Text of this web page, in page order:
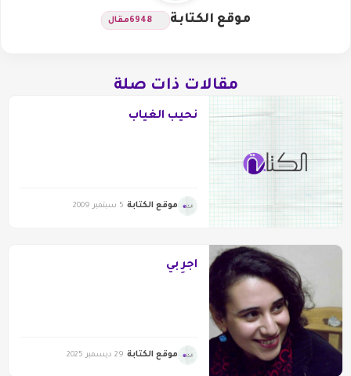
موقع الكتابة 6948مقال
مقالات ذات صلة
نحيب الغياب
موقع الكتابة 5 سبتمبر 2009
اجرِ بي
موقع الكتابة 29 ديسمبر 2025